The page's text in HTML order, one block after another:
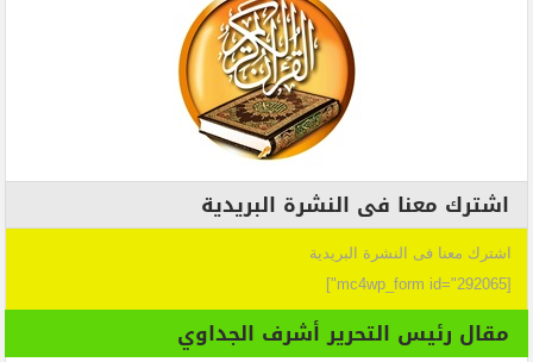
اشترك معنا فى النشرة البريدية
اشترك معنا فى النشرة البريدية
[mc4wp_form id="292065"]
مقال رئيس التحرير أشرف الجداوي